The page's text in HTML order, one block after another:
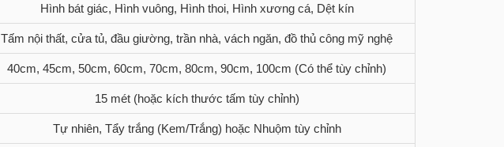
Hình bát giác, Hình vuông, Hình thoi, Hình xương cá, Dệt kín
Tấm nội thất, cửa tủ, đầu giường, trần nhà, vách ngăn, đồ thủ công mỹ nghệ
40cm, 45cm, 50cm, 60cm, 70cm, 80cm, 90cm, 100cm (Có thể tùy chỉnh)
15 mét (hoặc kích thước tấm tùy chỉnh)
Tự nhiên, Tẩy trắng (Kem/Trắng) hoặc Nhuộm tùy chỉnh